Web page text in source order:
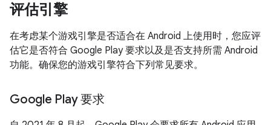
评估引擎
在考虑某个游戏引擎是否适合在 Android 上使用时，您应评
估它是否符合 Google Play 要求以及是否支持所需 Android
功能。确保您的游戏引擎符合下列常见要求。
Google Play 要求